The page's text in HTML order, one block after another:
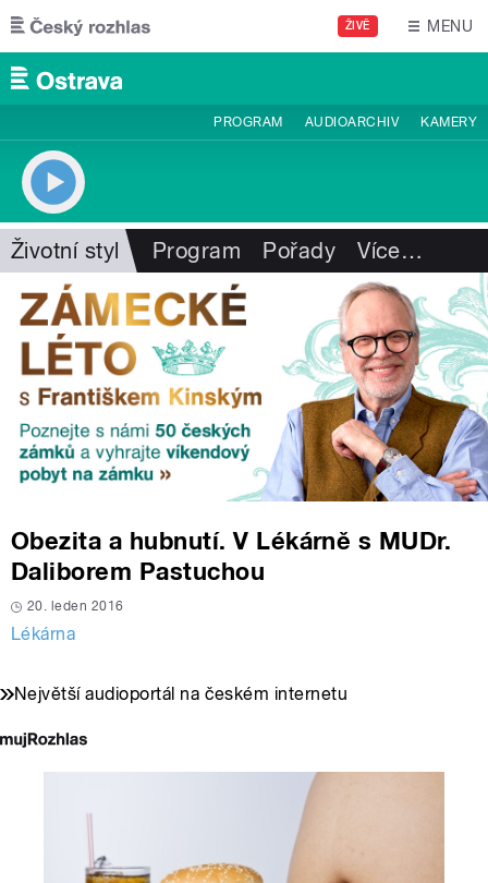
Přejít k hlavnímu obsahu
ŽIVĚ MENU
PROGRAM AUDIOARCHIV KAMERY
Životní styl Program Pořady Více…
Obezita a hubnutí. V Lékárně s MUDr.
Daliborem Pastuchou
20. leden 2016
Lékárna
Největší audioportál na českém internetu